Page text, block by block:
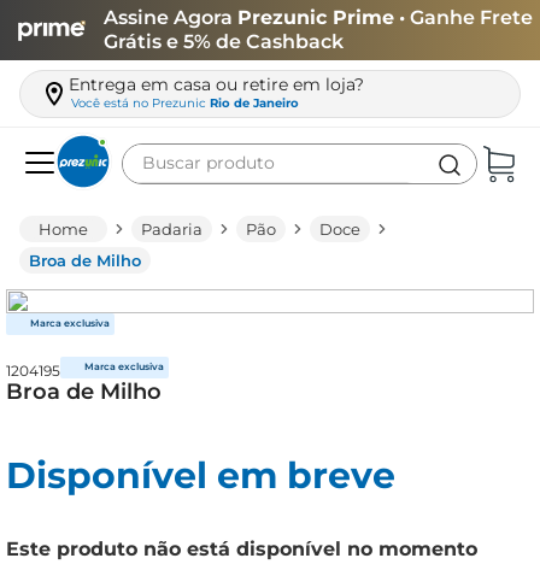
Assine Agora Prezunic Prime • Ganhe Frete
Grátis e 5% de Cashback
Entrega em casa ou retire em loja?
Você está no Prezunic Rio de Janeiro
Buscar produto
Padaria Pão
Doce
Broa de Milho
1204195
Broa de Milho
Disponível em breve
Este produto não está disponível no momento
leite
café
queijo
arroz
iogurte